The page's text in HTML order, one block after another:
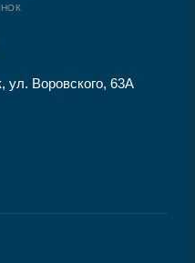
ул. Воровского, 63А